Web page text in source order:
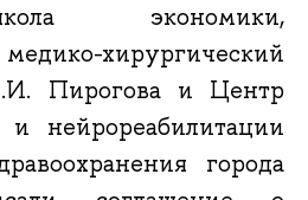
экономики,
хирургический
Пирогова и Центр
нейрореабилитации
города